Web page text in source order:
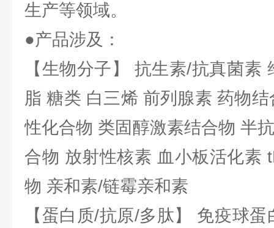
生产等领域。
●产品涉及：
【生物分子】 抗生素/抗真菌素
脂 糖类 白三烯 前列腺素 药物
性化合物 类固醇激素结合物 半
合物 放射性核素 血小板活化素
物 亲和素/链霉亲和素
【蛋白质/抗原/多肽】 免疫球